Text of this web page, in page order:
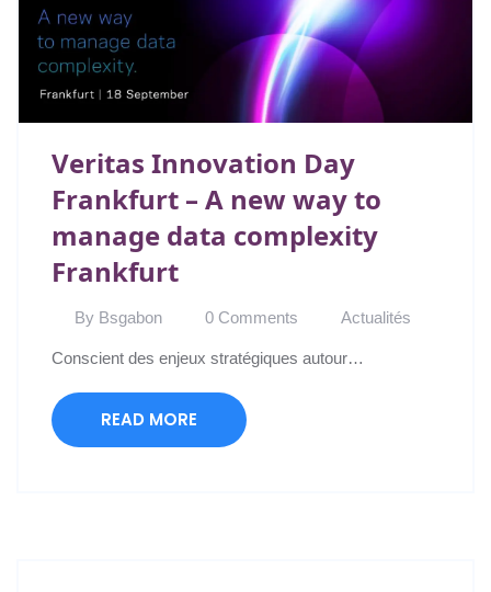
Veritas Innovation Day
Frankfurt – A new way to
manage data complexity
Frankfurt
By Bsgabon 0 Comments Actualités
Conscient des enjeux stratégiques autour…
READ MORE